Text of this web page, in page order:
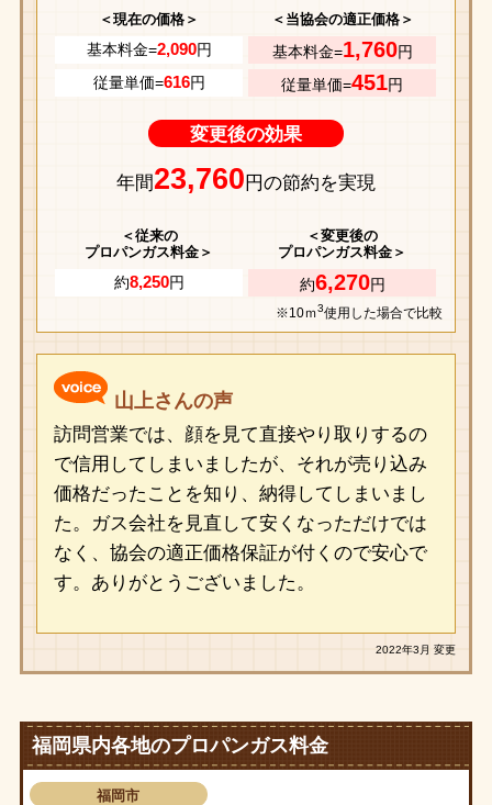
＜現在の価格＞ ＜当協会の適正価格＞
基本料金=2,090円 基本料金=1,760円
従量単価=616円 従量単価=451円
変更後の効果
年間23,760 円の節約を実現
＜従来の
プロパンガス料金＞
＜変更後の
プロパンガス料金＞
約8,250円 約6,270円
※10ｍ3使用した場合で比較
山上さんの声
訪問営業では、顔を見て直接やり取りするの
で信用してしまいましたが、それが売り込み
価格だったことを知り、納得してしまいまし
た。ガス会社を見直して安くなっただけでは
なく、協会の適正価格保証が付くので安心で
す。ありがとうございました。
2022年3月 変更
福岡県内各地のプロパンガス料金
福岡市